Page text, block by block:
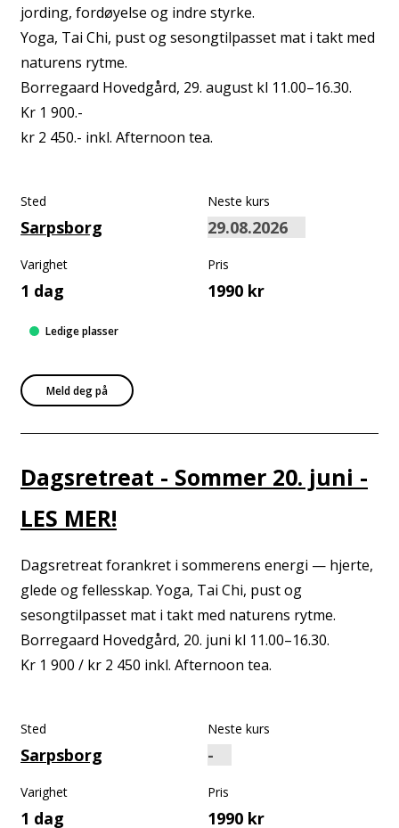
jording, fordøyelse og indre styrke.
Yoga, Tai Chi, pust og sesongtilpasset mat i takt med
naturens rytme.
Borregaard Hovedgård, 29. august kl 11.00–16.30.
Kr 1 900.-
kr 2 450.- inkl. Afternoon tea.
Sted
Sarpsborg
Neste kurs
Varighet
1 dag
Pris
1990 kr
Meld deg på
Ledige plasser
Dagsretreat - Sommer 20. juni -
LES MER!
Dagsretreat forankret i sommerens energi — hjerte,
glede og fellesskap. Yoga, Tai Chi, pust og
sesongtilpasset mat i takt med naturens rytme.
Borregaard Hovedgård, 20. juni kl 11.00–16.30.
Kr 1 900 / kr 2 450 inkl. Afternoon tea.
Sted
Sarpsborg
Neste kurs
Varighet
1 dag
Pris
1990 kr